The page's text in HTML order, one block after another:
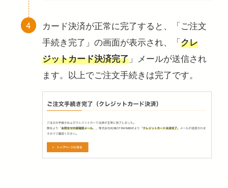
カード決済が正常に完了すると、「ご注文
手続き完了」の画面が表示され、「クレ
ジットカード決済完了」メールが送信され
ます。以上でご注文手続きは完了です。